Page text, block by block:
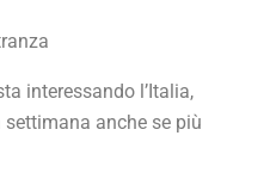
interessando l’Italia,
anche se più